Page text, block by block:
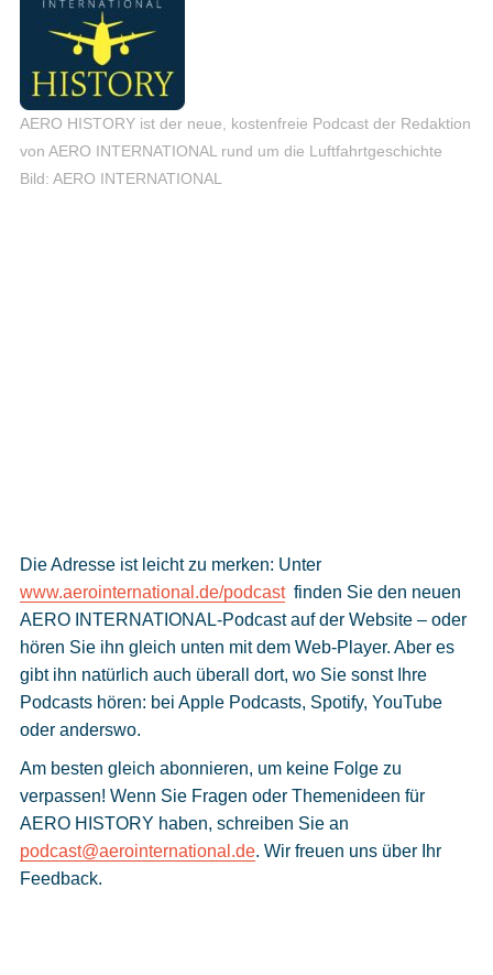
AERO HISTORY ist der neue, kostenfreie Podcast der Redaktion
von AERO INTERNATIONAL rund um die Luftfahrtgeschichte
Bild: AERO INTERNATIONAL
Die Adresse ist leicht zu merken: Unter
www.aerointernational.de/podcast finden Sie den neuen
AERO INTERNATIONAL-Podcast auf der Website – oder
hören Sie ihn gleich unten mit dem Web-Player. Aber es
gibt ihn natürlich auch überall dort, wo Sie sonst Ihre
Podcasts hören: bei Apple Podcasts, Spotify, YouTube
oder anderswo.
Am besten gleich abonnieren, um keine Folge zu
verpassen! Wenn Sie Fragen oder Themenideen für
AERO HISTORY haben, schreiben Sie an
podcast@aerointernational.de. Wir freuen uns über Ihr
Feedback.